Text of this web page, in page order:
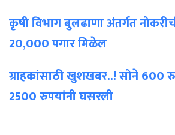
कृषी विभाग बुलढाणा अंतर्गत
20,000 पगार मिळेल
ग्राहकांसाठी खुशखबर..! सोने 600
2500 रुपयांनी घसरली